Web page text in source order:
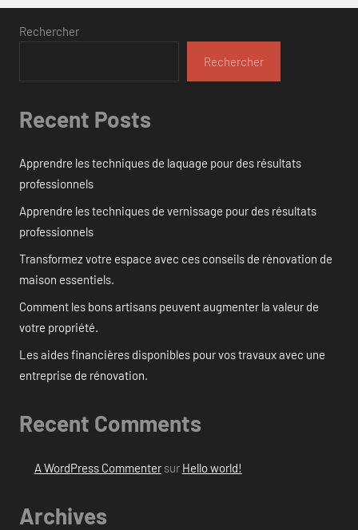
Rechercher
Rechercher
Recent Posts
Apprendre les techniques de laquage pour des résultats
professionnels
Apprendre les techniques de vernissage pour des résultats
professionnels
Transformez votre espace avec ces conseils de rénovation de
maison essentiels.
Comment les bons artisans peuvent augmenter la valeur de
votre propriété.
Les aides financières disponibles pour vos travaux avec une
entreprise de rénovation.
Recent Comments
A WordPress Commentersur Hello world!
Archives